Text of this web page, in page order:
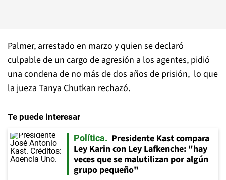
Palmer, arrestado en marzo y quien se declaró
culpable de un cargo de agresión a los agentes, pidió
una condena de no más de dos años de prisión, lo que
la jueza Tanya Chutkan rechazó.
Te puede interesar
Política
Presidente Kast compara
Ley Karin con Ley Lafkenche: "hay
veces que se malutilizan por algún
grupo pequeño"